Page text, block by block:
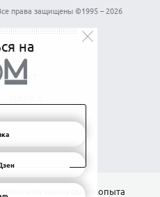
права защищены ©1995 – 2026
СОФТ
на
наилучшего опыта